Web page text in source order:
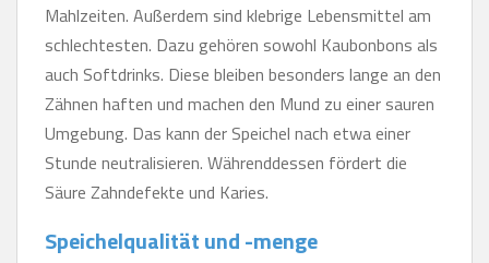
Mahlzeiten. Außerdem sind klebrige Lebensmittel am
schlechtesten. Dazu gehören sowohl Kaubonbons als
auch Softdrinks. Diese bleiben besonders lange an den
Zähnen haften und machen den Mund zu einer sauren
Umgebung. Das kann der Speichel nach etwa einer
Stunde neutralisieren. Währenddessen fördert die
Säure Zahndefekte und Karies.
Speichelqualität und -menge